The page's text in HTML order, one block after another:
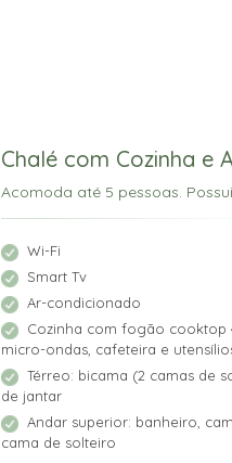
Chalé com Cozinha e
Acomoda até 5 pessoas.
Wi-Fi
Smart Tv
Ar-condicionado
Cozinha com fogão cooktop
micro-ondas, cafeteira e
Térreo: bicama (2 camas de
de jantar
Andar superior: banheiro,
cama de solteiro